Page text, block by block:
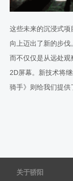
这些未来的沉浸式
向上迈出了新的步伐
而不仅仅是从远处观
2D屏幕。新技术将
骑手》则给我们提供
关于骄阳